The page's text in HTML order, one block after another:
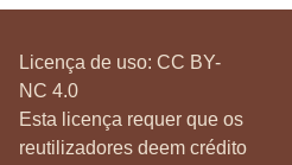
Licença de uso: CC BY-
NC 4.0
Esta licença requer que os
reutilizadores deem crédito